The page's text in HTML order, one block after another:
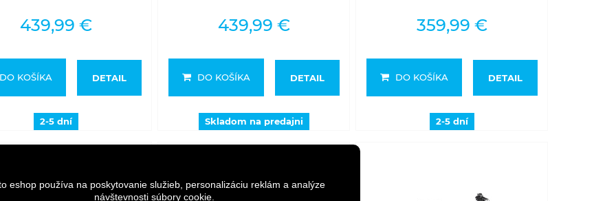
eshop používa na poskytovanie služieb, personalizáciu reklám a analýze
návštevnosti súbory cookie.
439,99 €
KOŠÍKA DETAIL
2-5 dní
439,99 €
DO KOŠÍKA DETAIL
Skladom na predajni
359,99 €
DO KOŠÍKA DETAIL
2-5 dní